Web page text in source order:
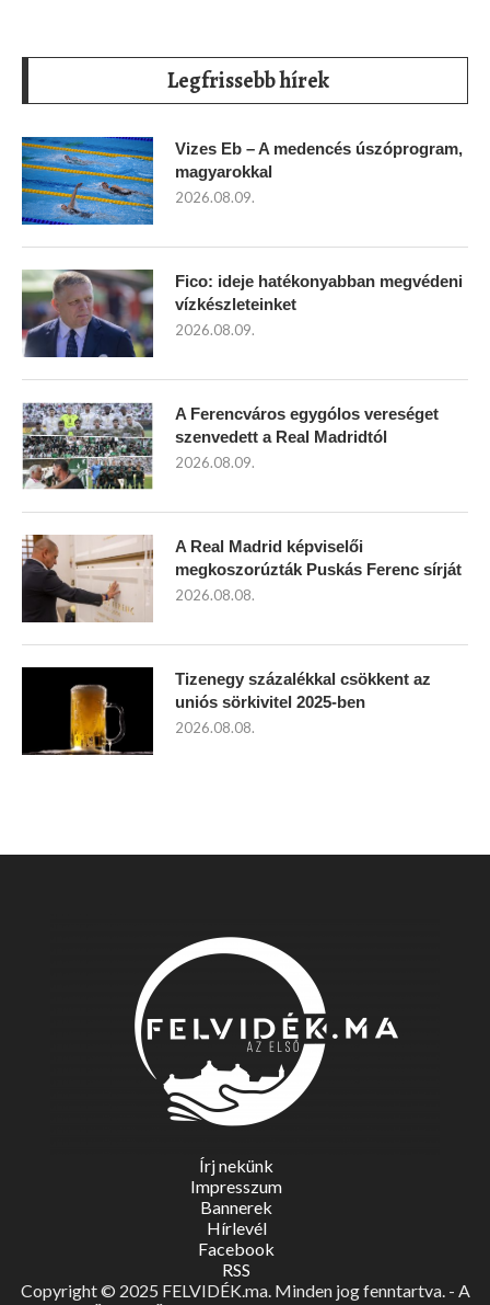
Legfrissebb hírek
Vizes Eb – A medencés úszóprogram,
magyarokkal
2026.08.09.
Fico: ideje hatékonyabban megvédeni
vízkészleteinket
2026.08.09.
A Ferencváros egygólos vereséget
szenvedett a Real Madridtól
2026.08.09.
A Real Madrid képviselői
megkoszorúzták Puskás Ferenc sírját
2026.08.08.
Tizenegy százalékkal csökkent az
uniós sörkivitel 2025-ben
2026.08.08.
Írj nekünk
Impresszum
Bannerek
Hírlevél
Facebook
RSS
Copyright © 2025 FELVIDÉK.ma. Minden jog fenntartva. - A